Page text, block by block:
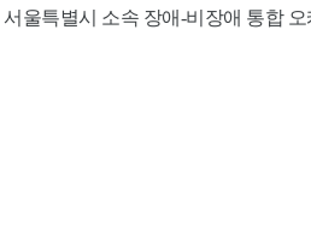
울특별시 소속 장애-비장애 통합